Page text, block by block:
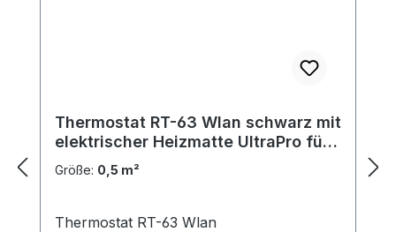
Thermostat RT-63 Wlan schwarz mit
elektrischer Heizmatte UltraPro für
Fliesen 200 W/m²
Größe: 0,5 m²
Thermostat RT-63 Wlan